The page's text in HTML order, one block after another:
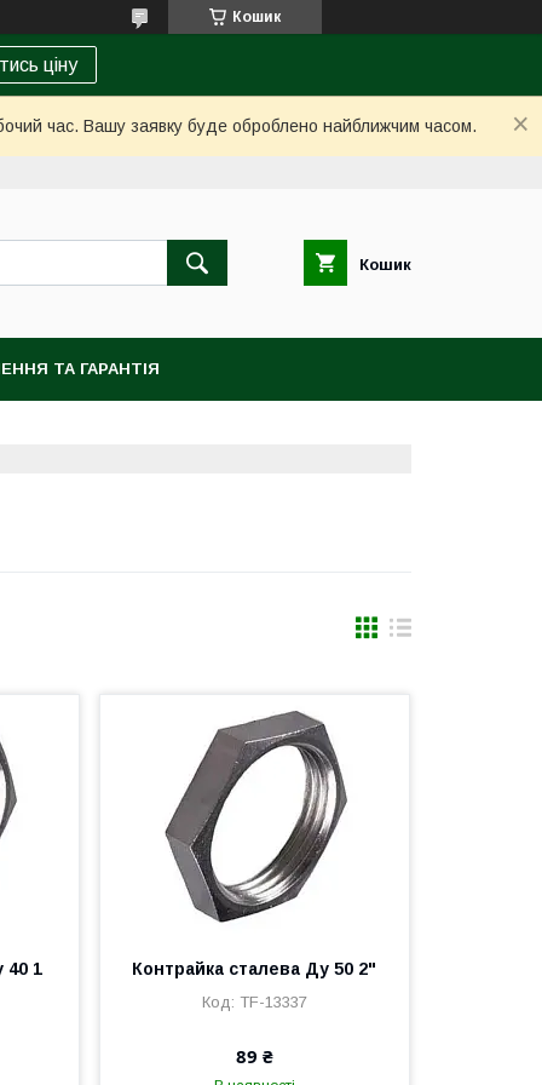
Кошик
ціну
час. Вашу заявку буде оброблено найближчим часом.
Кошик
ТА ГАРАНТІЯ
40 1
Контрайка сталева Ду 50 2"
TF-13337
89 ₴